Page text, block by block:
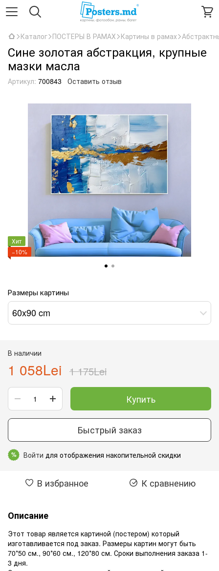
Каталог ПОСТЕРЫ В РАМАХ Картины в рамах
Сине золотая абстракция, крупные
мазки масла
Артикул: 700843 Оставить отзыв
Хит
−10%
Размеры картины
60x90 cm
В наличии
1 058Lei 1 175Lei
Купить
Быстрый заказ
% Войти для отображения накопительной скидки
В избранное К сравнению
Описание
Этот товар является картиной (постером) который
изготавливается под заказ. Размеры картин могут быть
70*50 см., 90*60 см., 120*80 см. Сроки выполнения заказа 1-
3 дня.